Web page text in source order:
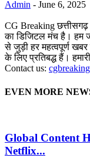
Admin - June 6, 2025
CG Breaking
का डिजिटल मंच है। हम
से जुड़ी हर महत्वपूर्ण
के लिए प्रतिबद्ध हैं।
Contact us:
EVEN MORE
Global Content
Netflix...